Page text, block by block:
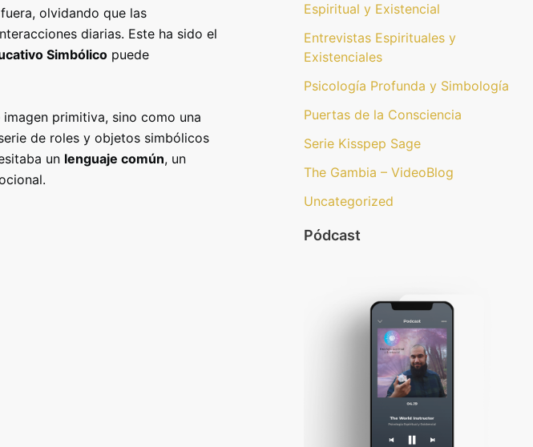
olvidando que las
diarias. Este ha sido el
Simbólico puede
primitiva, sino como una
de roles y objetos simbólicos
un lenguaje común, un
Espiritual y Existencial
Entrevistas Espirituales y
Existenciales
Psicología Profunda y Simbología
Puertas de la Consciencia
Serie Kisspep Sage
The Gambia – VideoBlog
Uncategorized
Pódcast